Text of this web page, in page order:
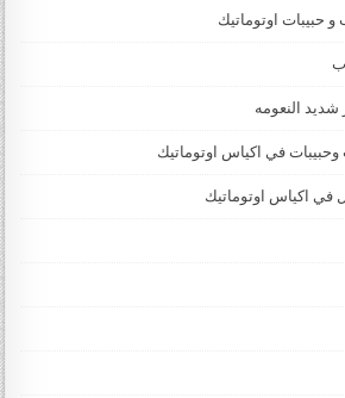
و حبيبات اوتوماتيك
شديد النعومه
وحبيبات في اكياس اوتوماتيك
في اكياس اوتوماتيك